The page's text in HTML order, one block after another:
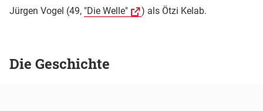
Jürgen Vogel (49, "Die Welle" ) als Ötzi Kelab.
Die Geschichte